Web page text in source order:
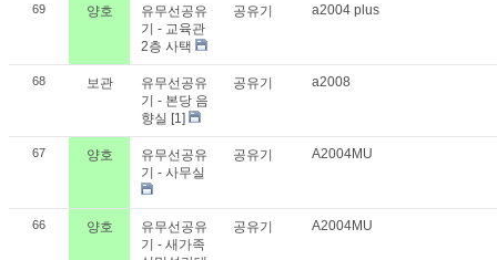
69 양호
유무선공유
기 - 교육관
2층 사택
공유기 a2004 plus
68 보관
유무선공유
기 - 본당 음
향실 [1]
공유기 a2008
67 양호
유무선공유
기 - 사무실
공유기 A2004MU
66 양호
유무선공유
기 - 새가족
공유기 A2004MU